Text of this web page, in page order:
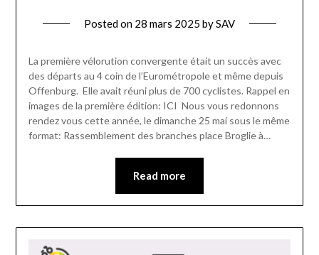
Posted on 28 mars 2025 bySAV
La première vélorution convergente était un succès avec
des départs au 4 coin de l’Eurométropole et même depuis
Offenburg. Elle avait réuni plus de 700 cyclistes. Rappel en
images de la première édition: ICI Nous vous redonnons
rendez vous cette année, le dimanche 25 mai sous le même
format: Rassemblement des branches place Broglie à…
Read more